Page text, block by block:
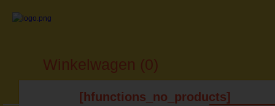
Winkelwagen (0)
[hfunctions_no_products]